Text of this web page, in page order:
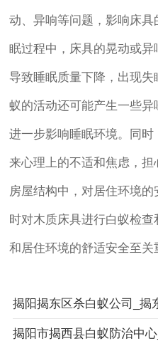
动、异响等问题，影响床
眠过程中，床具的晃动或异
导致睡眠质量下降，出现
蚁的活动还可能产生一些异
进一步影响睡眠环境。同
来心理上的不适和焦虑，
房屋结构中，对居住环境
时对木质床具进行白蚁检
和居住环境的舒适安全至关